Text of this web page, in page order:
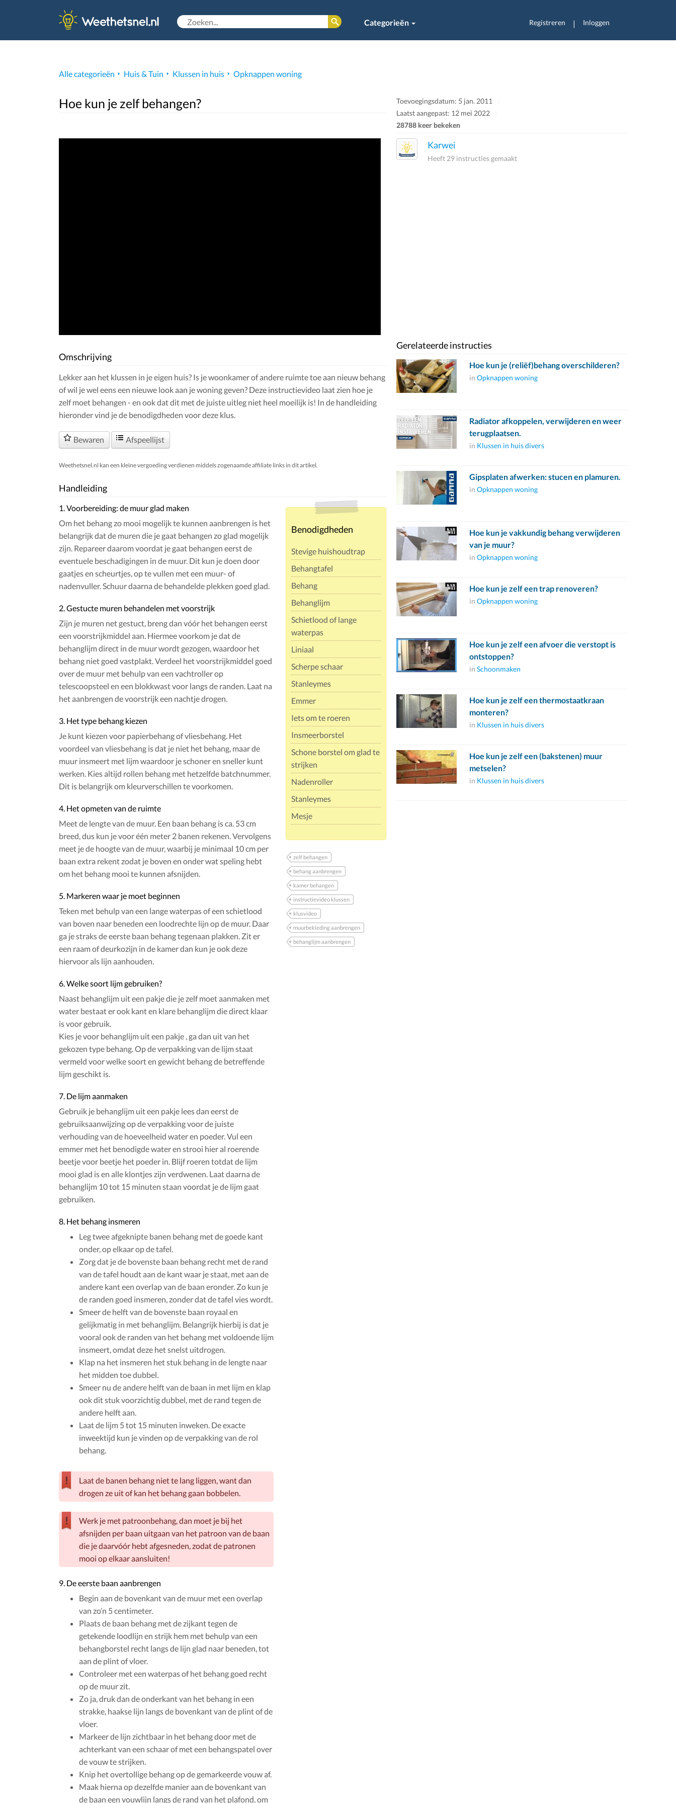
Categorieën Registreren | Inloggen
Alle categorieën Huis & Tuin Klussen in huis Opknappen woning
Hoe kun je zelf behangen?
Toevoegingsdatum: 5 jan. 2011
Laatst aangepast: 12 mei 2022
28788 keer bekeken
Omschrijving
Lekker aan het klussen in je eigen huis? Is je woonkamer of andere ruimte toe aan nieuw behang
of wil je wel eens een nieuwe look aan je woning geven? Deze instructievideo laat zien hoe je
zelf moet behangen - en ook dat dit met de juiste uitleg niet heel moeilijk is! In de handleiding
hieronder vind je de benodigdheden voor deze klus.
Bewaren Afspeellijst
Weethetsnel.nl kan een kleine vergoeding verdienen middels zogenaamde affiliate links in dit artikel.
Handleiding
Benodigdheden
Stevige huishoudtrap
Behangtafel
Behang
Behanglijm
Schietlood of lange
waterpas
Liniaal
Scherpe schaar
Stanleymes
Emmer
Iets om te roeren
Insmeerborstel
Schone borstel om glad te
strijken
Nadenroller
Stanleymes
Mesje
zelf behangen
behang aanbrengen
kamer behangen
instructievideo klussen
klusvideo
muurbekleding aanbrengen
behanglijm aanbrengen
1. Voorbereiding: de muur glad maken
Om het behang zo mooi mogelijk te kunnen aanbrengen is het
belangrijk dat de muren die je gaat behangen zo glad mogelijk
zijn. Repareer daarom voordat je gaat behangen eerst de
eventuele beschadigingen in de muur. Dit kun je doen door
gaatjes en scheurtjes, op te vullen met een muur- of
nadenvuller. Schuur daarna de behandelde plekken goed glad.
2. Gestucte muren behandelen met voorstrijk
Zijn je muren net gestuct, breng dan vóór het behangen eerst
een voorstrijkmiddel aan. Hiermee voorkom je dat de
behanglijm direct in de muur wordt gezogen, waardoor het
behang niet goed vastplakt. Verdeel het voorstrijkmiddel goed
over de muur met behulp van een vachtroller op
telescoopsteel en een blokkwast voor langs de randen. Laat na
het aanbrengen de voorstrijk een nachtje drogen.
3. Het type behang kiezen
Je kunt kiezen voor papierbehang of vliesbehang. Het
voordeel van vliesbehang is dat je niet het behang, maar de
muur insmeert met lijm waardoor je schoner en sneller kunt
werken. Kies altijd rollen behang met hetzelfde batchnummer.
Dit is belangrijk om kleurverschillen te voorkomen.
4. Het opmeten van de ruimte
Meet de lengte van de muur. Een baan behang is ca. 53 cm
breed, dus kun je voor één meter 2 banen rekenen. Vervolgens
meet je de hoogte van de muur, waarbij je minimaal 10 cm per
baan extra rekent zodat je boven en onder wat speling hebt
om het behang mooi te kunnen afsnijden.
5. Markeren waar je moet beginnen
Teken met behulp van een lange waterpas of een schietlood
van boven naar beneden een loodrechte lijn op de muur. Daar
ga je straks de eerste baan behang tegenaan plakken. Zit er
een raam of deurkozijn in de kamer dan kun je ook deze
hiervoor als lijn aanhouden.
6. Welke soort lijm gebruiken?
Naast behanglijm uit een pakje die je zelf moet aanmaken met
water bestaat er ook kant en klare behanglijm die direct klaar
is voor gebruik.
Kies je voor behanglijm uit een pakje , ga dan uit van het
gekozen type behang. Op de verpakking van de lijm staat
vermeld voor welke soort en gewicht behang de betreffende
lijm geschikt is.
7. De lijm aanmaken
Gebruik je behanglijm uit een pakje lees dan eerst de
gebruiksaanwijzing op de verpakking voor de juiste
verhouding van de hoeveelheid water en poeder. Vul een
emmer met het benodigde water en strooi hier al roerende
beetje voor beetje het poeder in. Blijf roeren totdat de lijm
mooi glad is en alle klontjes zijn verdwenen. Laat daarna de
behanglijm 10 tot 15 minuten staan voordat je de lijm gaat
gebruiken.
8. Het behang insmeren
Leg twee afgeknipte banen behang met de goede kant
onder, op elkaar op de tafel.
Zorg dat je de bovenste baan behang recht met de rand
van de tafel houdt aan de kant waar je staat, met aan de
andere kant een overlap van de baan eronder. Zo kun je
de randen goed insmeren, zonder dat de tafel vies wordt.
Smeer de helft van de bovenste baan royaal en
gelijkmatig in met behanglijm. Belangrijk hierbij is dat je
vooral ook de randen van het behang met voldoende lijm
insmeert, omdat deze het snelst uitdrogen.
Klap na het insmeren het stuk behang in de lengte naar
het midden toe dubbel.
Smeer nu de andere helft van de baan in met lijm en klap
ook dit stuk voorzichtig dubbel, met de rand tegen de
andere helft aan.
Laat de lijm 5 tot 15 minuten inweken. De exacte
inweektijd kun je vinden op de verpakking van de rol
behang.
Laat de banen behang niet te lang liggen, want dan
drogen ze uit of kan het behang gaan bobbelen.
Werk je met patroonbehang, dan moet je bij het
afsnijden per baan uitgaan van het patroon van de baan
die je daarvóór hebt afgesneden, zodat de patronen
mooi op elkaar aansluiten!
9. De eerste baan aanbrengen
Begin aan de bovenkant van de muur met een overlap
van zo’n 5 centimeter.
Plaats de baan behang met de zijkant tegen de
getekende loodlijn en strijk hem met behulp van een
behangborstel recht langs de lijn glad naar beneden, tot
aan de plint of vloer.
Controleer met een waterpas of het behang goed recht
op de muur zit.
Zo ja, druk dan de onderkant van het behang in een
strakke, haakse lijn langs de bovenkant van de plint of de
vloer.
Markeer de lijn zichtbaar in het behang door met de
achterkant van een schaar of met een behangspatel over
de vouw te strijken.
Knip het overtollige behang op de gemarkeerde vouw af.
Maak hierna op dezelfde manier aan de bovenkant van
de baan een vouwlijn langs de rand van het plafond, om
Karwei
Heeft 29 instructies gemaakt
Gerelateerde instructies
Hoe kun je (reliëf)behang overschilderen?
in Opknappen woning
Radiator afkoppelen, verwijderen en weer
terugplaatsen.
in Klussen in huis divers
Gipsplaten afwerken: stucen en plamuren.
in Opknappen woning
Hoe kun je vakkundig behang verwijderen
van je muur?
in Opknappen woning
Hoe kun je zelf een trap renoveren?
in Opknappen woning
Hoe kun je zelf een afvoer die verstopt is
ontstoppen?
in Schoonmaken
Hoe kun je zelf een thermostaatkraan
monteren?
in Klussen in huis divers
Hoe kun je zelf een (bakstenen) muur
metselen?
in Klussen in huis divers